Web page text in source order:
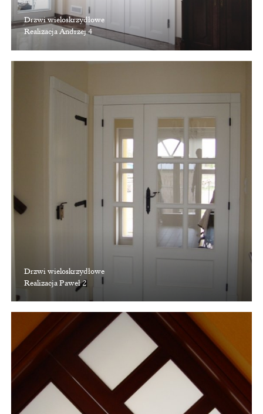
Drzwi wieloskrzydłowe
Realizacja Andrzej 4
Drzwi wieloskrzydłowe
Realizacja Paweł 2